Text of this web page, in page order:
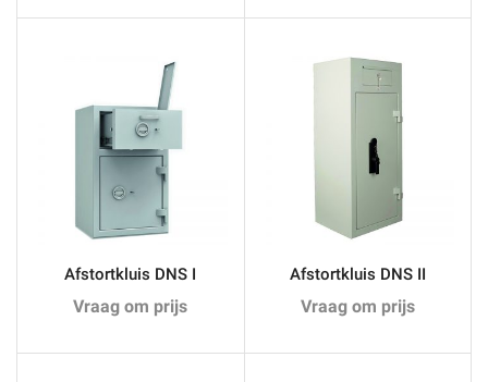
Afstortkluis DNS I
Vraag om prijs
Afstortkluis DNS II
Vraag om prijs